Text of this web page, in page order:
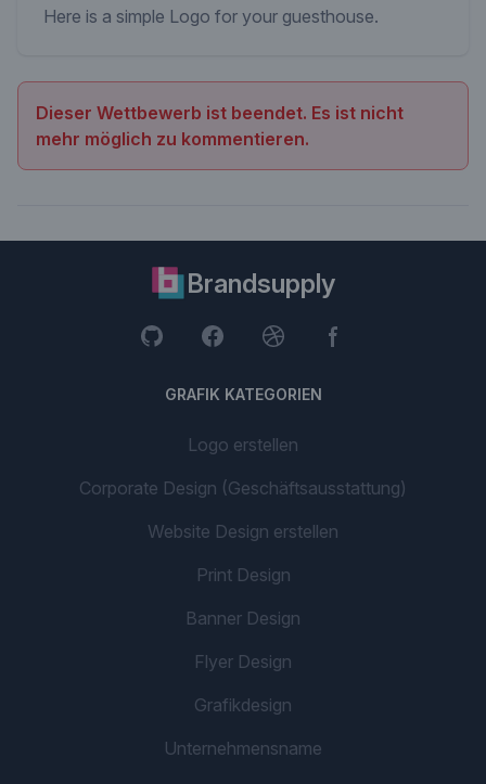
Here is a simple Logo for your guesthouse.
Dieser Wettbewerb ist beendet. Es ist nicht
mehr möglich zu kommentieren.
Brandsupply
GRAFIK KATEGORIEN
Logo erstellen
Corporate Design (Geschäftsausstattung)
Website Design erstellen
Print Design
Banner Design
Flyer Design
Grafikdesign
Unternehmensname